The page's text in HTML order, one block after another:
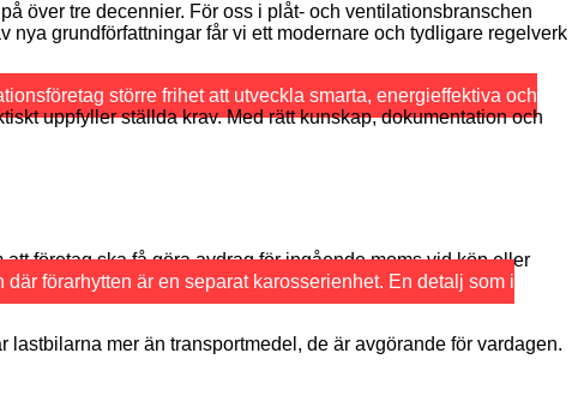
över tre decennier. För oss i plåt- och ventilationsbranschen
nya grundförfattningar får vi ett modernare och tydligare regelverk
större frihet att utveckla smarta, energieffektiva och
uppfyller ställda krav. Med rätt kunskap, dokumentation och
företag ska få göra avdrag för ingående moms vid köp eller
där förarhytten är en separat karosserienhet. En detalj som i
mer än transportmedel, de är avgörande för vardagen.